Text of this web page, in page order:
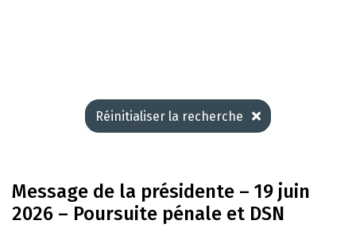
Réinitialiser la recherche
Message de la présidente – 19 juin
2026 – Poursuite pénale et DSN